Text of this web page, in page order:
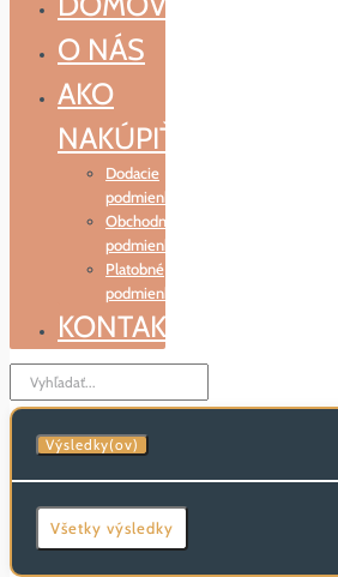
O NÁS
AKO
NAKÚPIŤ
Dodacie
podmienky
Obchodné
podmienky
Platobné
podmienky
KONTAKT
Search
...
Výsledky(ov)
Všetky výsledky